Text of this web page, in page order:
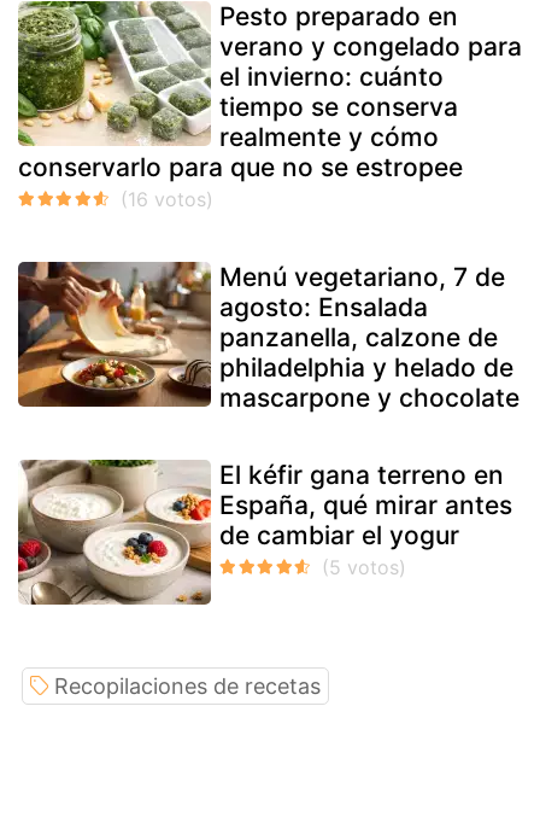
Pesto preparado en
verano y congelado para
el invierno: cuánto
tiempo se conserva
realmente y cómo
conservarlo para que no se estropee
Menú vegetariano, 7 de
agosto: Ensalada
panzanella, calzone de
philadelphia y helado de
mascarpone y chocolate
El kéfir gana terreno en
España, qué mirar antes
de cambiar el yogur
Recopilaciones de recetas